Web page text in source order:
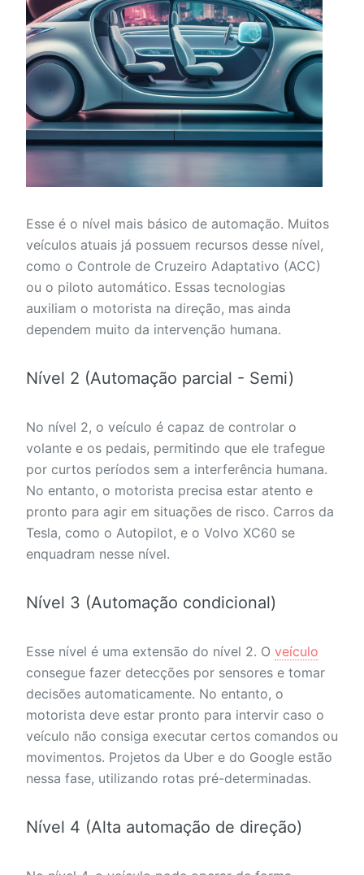
Esse é o nível mais básico de automação. Muitos
veículos atuais já possuem recursos desse nível,
como o Controle de Cruzeiro Adaptativo (ACC)
ou o piloto automático. Essas tecnologias
auxiliam o motorista na direção, mas ainda
dependem muito da intervenção humana.
Nível 2 (Automação parcial - Semi)
No nível 2, o veículo é capaz de controlar o
volante e os pedais, permitindo que ele trafegue
por curtos períodos sem a interferência humana.
No entanto, o motorista precisa estar atento e
pronto para agir em situações de risco. Carros da
Tesla, como o Autopilot, e o Volvo XC60 se
enquadram nesse nível.
Nível 3 (Automação condicional)
Esse nível é uma extensão do nível 2. O veículo
consegue fazer detecções por sensores e tomar
decisões automaticamente. No entanto, o
motorista deve estar pronto para intervir caso o
veículo não consiga executar certos comandos ou
movimentos. Projetos da Uber e do Google estão
nessa fase, utilizando rotas pré-determinadas.
Nível 4 (Alta automação de direção)